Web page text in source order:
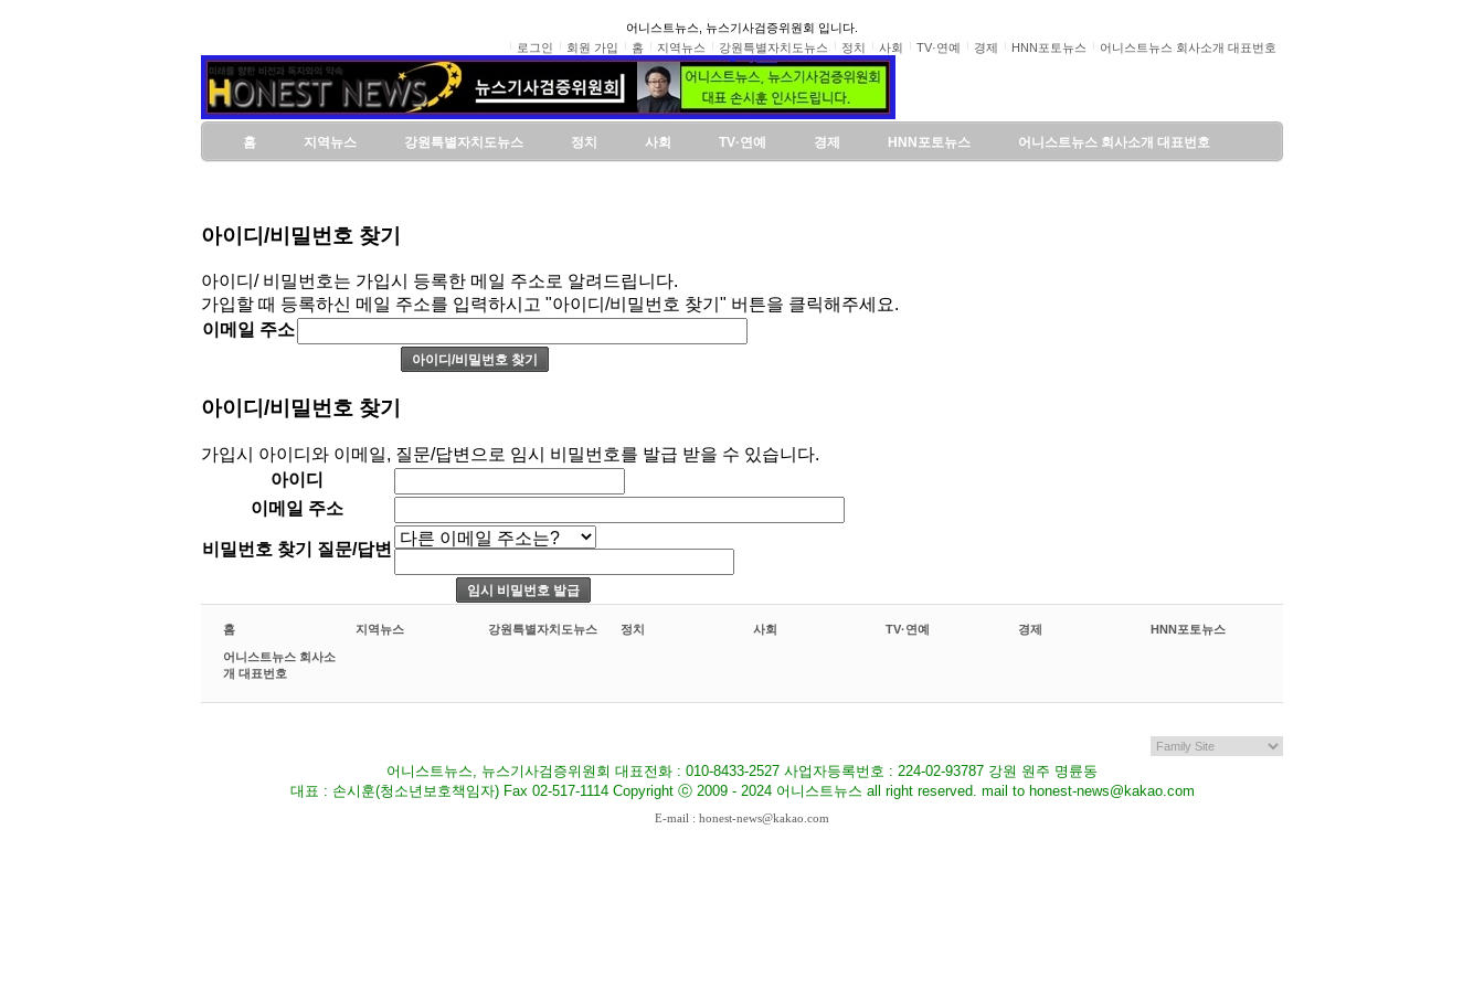
어니스트뉴스, 뉴스기사검증위원회 입니다.
로그인
회원 가입 홈 지역뉴스 강원특별자치도뉴스 정치 사회 TV·연예 경제 HNN포토뉴스 어니스트뉴스 회사소개 대표번호
홈 지역뉴스 강원특별자치도뉴스 정치 사회 TV·연예 경제 HNN포토뉴스 어니스트뉴스 회사소개 대표번호
아이디/비밀번호 찾기
아이디/ 비밀번호는 가입시 등록한 메일 주소로 알려드립니다.
가입할 때 등록하신 메일 주소를 입력하시고 "아이디/비밀번호 찾기" 버튼을 클릭해주세요.
이메일 주소
아이디/비밀번호 찾기
가입시 아이디와 이메일, 질문/답변으로 임시 비밀번호를 발급 받을 수 있습니다.
아이디
이메일 주소
비밀번호 찾기 질문/답변
홈 지역뉴스 강원특별자치도뉴스 정치 사회 TV·연예 경제 HNN포토뉴스
어니스트뉴스 회사소
개 대표번호
어니스트뉴스, 뉴스기사검증위원회 대표전화 : 010-8433-2527 사업자등록번호 : 224-02-93787 강원 원주 명륜동
대표 : 손시훈(청소년보호책임자) Fax 02-517-1114 Copyright ⓒ 2009 - 2024 어니스트뉴스 all right reserved. mail to honest-news@kakao.com
E-mail : honest-news@kakao.com